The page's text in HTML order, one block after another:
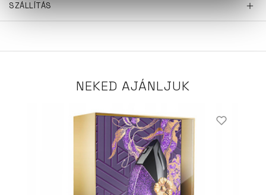
SZÁLLÍTÁS
NEKED AJÁNLJUK